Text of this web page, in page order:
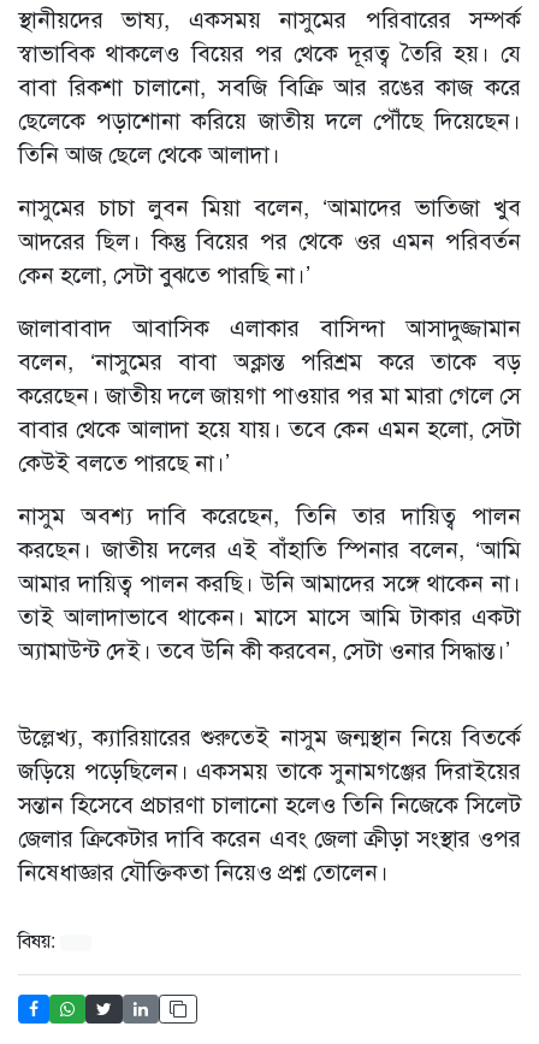
স্থানীয়দের ভাষ্য, একসময় নাসুমের পরিবারের সম্পর্ক
স্বাভাবিক থাকলেও বিয়ের পর থেকে দূরত্ব তৈরি হয়। যে
বাবা রিকশা চালানো, সবজি বিক্রি আর রঙের কাজ করে
ছেলেকে পড়াশোনা করিয়ে জাতীয় দলে পৌঁছে দিয়েছেন।
তিনি আজ ছেলে থেকে আলাদা।
নাসুমের চাচা লুবন মিয়া বলেন, ‘আমাদের ভাতিজা খুব
আদরের ছিল। কিন্তু বিয়ের পর থেকে ওর এমন পরিবর্তন
কেন হলো, সেটা বুঝতে পারছি না।’
জালাবাবাদ আবাসিক এলাকার বাসিন্দা আসাদুজ্জামান
বলেন, ‘নাসুমের বাবা অক্লান্ত পরিশ্রম করে তাকে বড়
করেছেন। জাতীয় দলে জায়গা পাওয়ার পর মা মারা গেলে সে
বাবার থেকে আলাদা হয়ে যায়। তবে কেন এমন হলো, সেটা
কেউই বলতে পারছে না।’
নাসুম অবশ্য দাবি করেছেন, তিনি তার দায়িত্ব পালন
করছেন। জাতীয় দলের এই বাঁহাতি স্পিনার বলেন, ‘আমি
আমার দায়িত্ব পালন করছি। উনি আমাদের সঙ্গে থাকেন না।
তাই আলাদাভাবে থাকেন। মাসে মাসে আমি টাকার একটা
অ্যামাউন্ট দেই। তবে উনি কী করবেন, সেটা ওনার সিদ্ধান্ত।’
উল্লেখ্য, ক্যারিয়ারের শুরুতেই নাসুম জন্মস্থান নিয়ে বিতর্কে
জড়িয়ে পড়েছিলেন। একসময় তাকে সুনামগঞ্জের দিরাইয়ের
সন্তান হিসেবে প্রচারণা চালানো হলেও তিনি নিজেকে সিলেট
জেলার ক্রিকেটার দাবি করেন এবং জেলা ক্রীড়া সংস্থার ওপর
নিষেধাজ্ঞার যৌক্তিকতা নিয়েও প্রশ্ন তোলেন।
বিষয়: